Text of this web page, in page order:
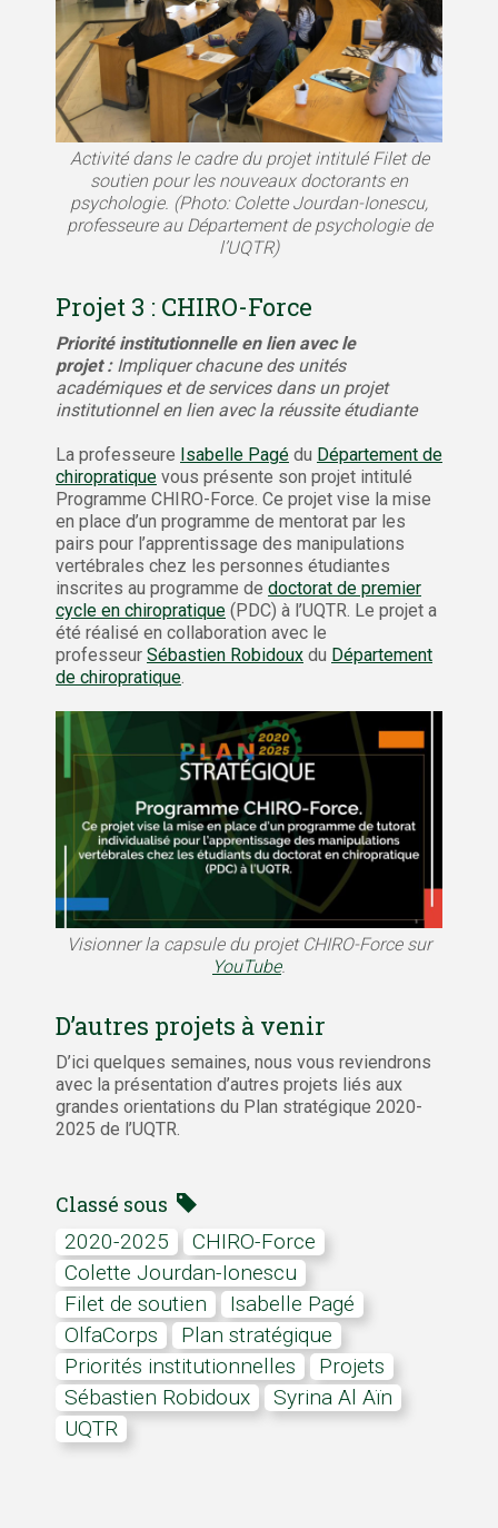
Activité dans le cadre du projet intitulé Filet de
soutien pour les nouveaux doctorants en
psychologie. (Photo: Colette Jourdan-Ionescu,
professeure au Département de psychologie de
l’UQTR)
Projet 3 : CHIRO-Force
Priorité institutionnelle en lien avec le
projet :Impliquer chacune des unités
académiques et de services dans un projet
institutionnel en lien avec la réussite étudiante
La professeure Isabelle Pagé du Département de
chiropratique vous présente son projet intitulé
Programme CHIRO-Force. Ce projet vise la mise
en place d’un programme de mentorat par les
pairs pour l’apprentissage des manipulations
vertébrales chez les personnes étudiantes
inscrites au programme de doctorat de premier
cycle en chiropratique (PDC) à l’UQTR. Le projet a
été réalisé en collaboration avec le
professeur Sébastien Robidoux du Département
de chiropratique
Visionner la capsule du projet CHIRO-Force sur
YouTube.
D’autres projets à venir
D’ici quelques semaines, nous vous reviendrons
avec la présentation d’autres projets liés aux
grandes orientations du Plan stratégique 2020-
2025 de l’UQTR.
Classé sous
2020-2025
CHIRO-Force
Colette Jourdan-Ionescu
Filet de soutien
Isabelle Pagé
OlfaCorps
plan stratégique
priorités institutionnelles
projets
Sébastien Robidoux
Syrina Al Aïn
UQTR